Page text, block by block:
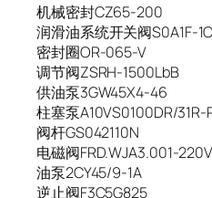
机械密封CZ65-200
润滑油系统开关阀S0A1F-1C
密封圈OR-065-V
调节阀ZSRH-1500LbB
供油泵3GW45X4-46
柱塞泵A10VS0100DR/31R-
阀杆GS042110N
电磁阀FRD.WJA3.001-
油泵2CY45/9-1A
逆止阀F3C5G825